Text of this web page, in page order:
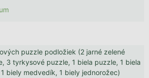
puzzle podložiek (2 jarné zelené
3 tyrkysové puzzle, 1 biela puzzle, 1 biela
biely medvedík, 1 biely jednorožec)